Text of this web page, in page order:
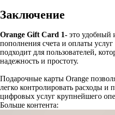
Заключение
Orange Gift Card 1- это удобный
пополнения счета и оплаты
подходит для пользователей,
надежность и простоту.
Подарочные карты Orange
легко контролировать расходы и
цифровых услуг крупнейшего
Больше контента: